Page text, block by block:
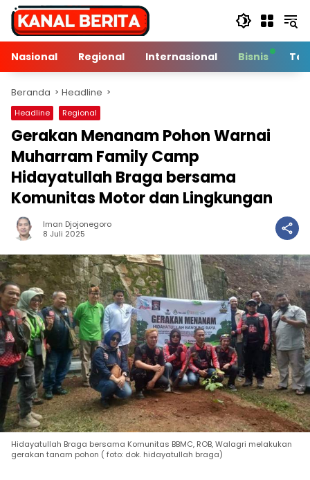
Langsung
konten
Nasional
Regional Internasional Bisnis
Beranda Headline
Headline Regional
Gerakan Menanam Pohon Warnai
Muharram Family Camp
Hidayatullah Braga bersama
Komunitas Motor dan Lingkungan
Iman Djojonegoro
8 Juli 2025
Hidayatullah Braga bersama Komunitas BBMC, ROB, Walagri melakukan
gerakan tanam pohon ( foto: dok. hidayatullah braga)